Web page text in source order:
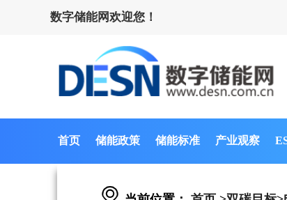
数字储能网欢迎您！
首页 储能政策 储能标准 产业观察